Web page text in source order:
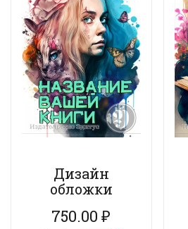
Дизайн
обложки
750.00₽